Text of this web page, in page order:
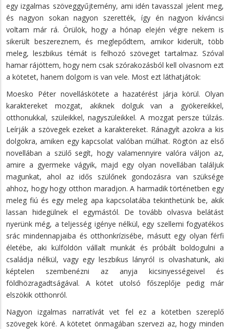
egy izgalmas szöveggyűjtemény, ami idén tavasszal jelent meg,
és nagyon sokan nagyon szerették, így én nagyon kíváncsi
voltam már rá. Örülök, hogy a hónap elején végre nekem is
sikerült beszereznem, és meglepődtem, amikor kiderült, több
meleg, leszbikus témát is felhozó szöveget tartalmaz. Szóval
hamar rájöttem, hogy nem csak szórakozásból kell olvasnom ezt
a kötetet, hanem dolgom is van vele. Most ezt láthatjátok:
Moesko Péter novelláskötete a hazatérést járja körül. Olyan
karaktereket mozgat, akiknek dolguk van a gyökereikkel,
otthonukkal, szüleikkel, nagyszüleikkel. A mozgat persze túlzás.
Leírják a szövegek ezeket a karaktereket. Ránagyít azokra a kis
dolgokra, amiken egy kapcsolat valóban múlhat. Rögtön az első
novellában a szülő segít, hogy valamennyire valóra váljon az,
amire a gyermeke vágyik, majd egy olyan novellában találjuk
magunkat, ahol az idős szülőnek gondozásra van szüksége
ahhoz, hogy hogy otthon maradjon. A harmadik történetben egy
meleg fiú és egy meleg apa kapcsolatába tekinthetünk be, akik
lassan hidegülnek el egymástól. De tovább olvasva belátást
nyerünk még, a teljesség igénye nélkül, egy szellemi fogyatékos
srác mindennapjaiba és otthonkrízisébe, másutt egy olyan férfi
életébe, aki külföldön vállalt munkát és próbált boldogulni a
családja nélkül, vagy egy leszbikus lányról is olvashatunk, aki
képtelen szembenézni az anyja kicsinyességeivel és
földhözragadtságával. A kötet utolsó főszeplője pedig már
elszökik otthonról.
Nagyon izgalmas narratívát vet fel ez a kötetben szereplő
szövegek köré. A kötetet önmagában szervezi az, hogy minden